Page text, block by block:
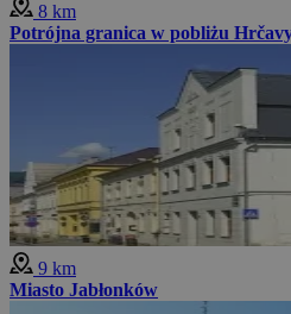
8 km
Potrójna granica w pobliżu
9 km
Miasto Jabłonków